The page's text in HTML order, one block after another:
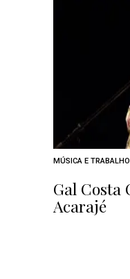
MÚSICA E TRABALHO
Gal Costa
Acarajé